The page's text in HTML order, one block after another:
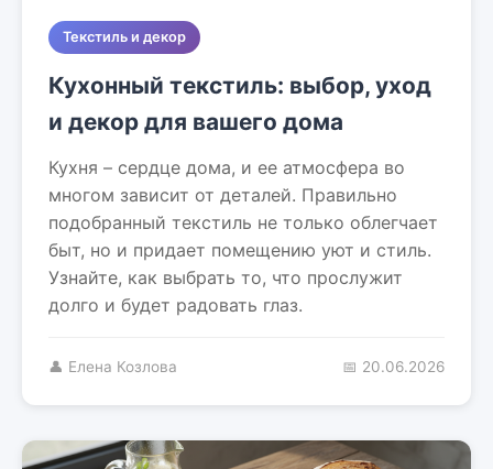
Текстиль и декор
Кухонный текстиль: выбор, уход
и декор для вашего дома
Кухня – сердце дома, и ее атмосфера во
многом зависит от деталей. Правильно
подобранный текстиль не только облегчает
быт, но и придает помещению уют и стиль.
Узнайте, как выбрать то, что прослужит
долго и будет радовать глаз.
👤 Елена Козлова 📅 20.06.2026